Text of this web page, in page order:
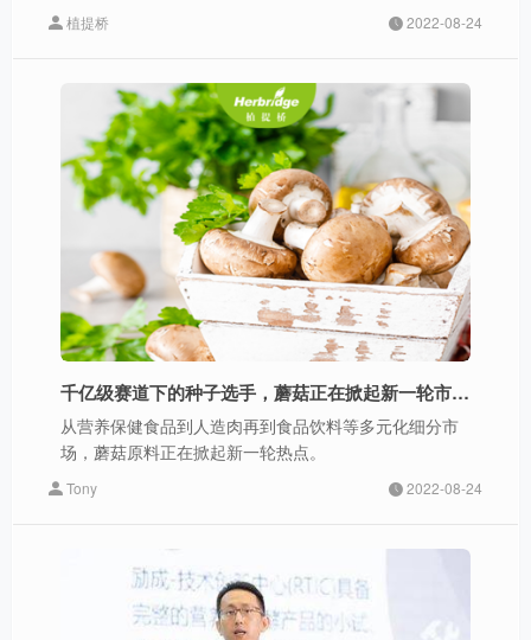
植提桥 2022-08-24
千亿级赛道下的种子选手，蘑菇正在掀起新一轮市场热点
从营养保健食品到人造肉再到食品饮料等多元化细分市
场，蘑菇原料正在掀起新一轮热点。
Tony 2022-08-24